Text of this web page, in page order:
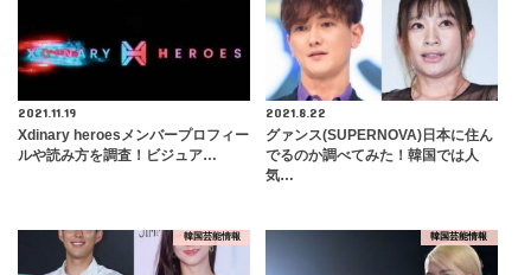
2021.11.19
Xdinary heroesメンバープロフィー
ルや読み方を調査！ビジュア…
2021.8.22
グァンス(SUPERNOVA)日本に住ん
でるのか調べてみた！韓国では人
気…
韓国芸能情報 韓国芸能情報